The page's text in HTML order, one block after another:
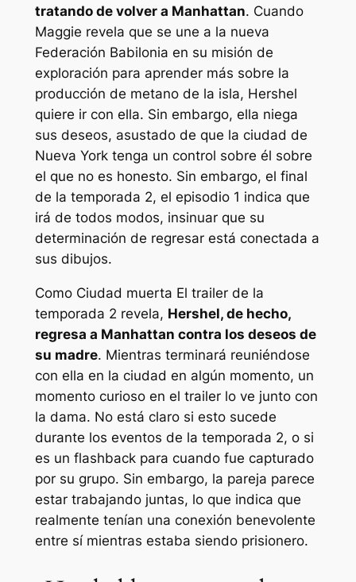
tratando de volver a Manhattan. Cuando
Maggie revela que se une a la nueva
Federación Babilonia en su misión de
exploración para aprender más sobre la
producción de metano de la isla, Hershel
quiere ir con ella. Sin embargo, ella niega
sus deseos, asustado de que la ciudad de
Nueva York tenga un control sobre él sobre
el que no es honesto. Sin embargo, el final
de la temporada 2, el episodio 1 indica que
irá de todos modos, insinuar que su
determinación de regresar está conectada a
sus dibujos.
Como Ciudad muerta El trailer de la
temporada 2 revela, Hershel, de hecho,
regresa a Manhattan contra los deseos de
su madre. Mientras terminará reuniéndose
con ella en la ciudad en algún momento, un
momento curioso en el trailer lo ve junto con
la dama. No está claro si esto sucede
durante los eventos de la temporada 2, o si
es un flashback para cuando fue capturado
por su grupo. Sin embargo, la pareja parece
estar trabajando juntas, lo que indica que
realmente tenían una conexión benevolente
entre sí mientras estaba siendo prisionero.